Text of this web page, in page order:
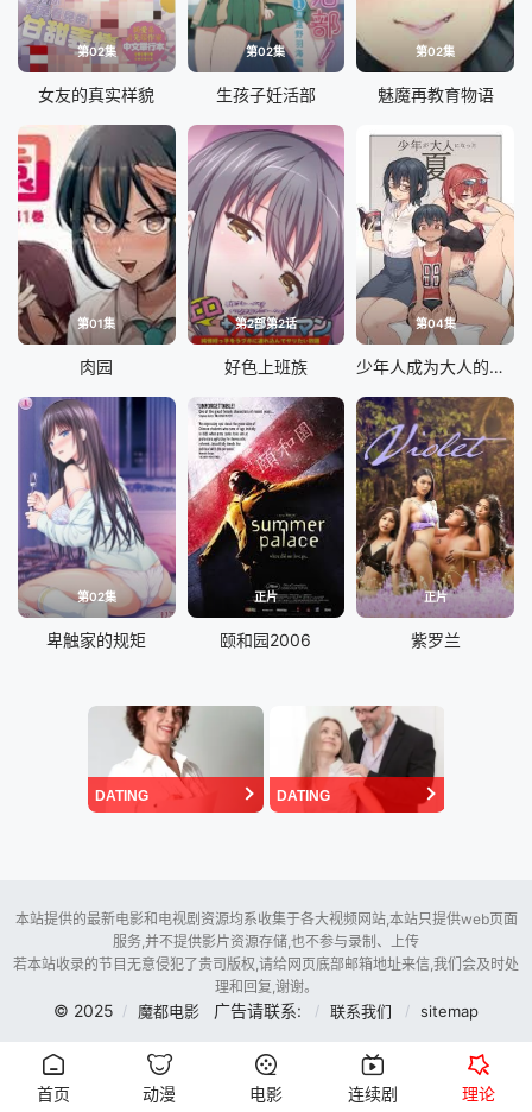
第02集
女友的真实样貌
第02集
生孩子妊活部
第02集
魅魔再教育物语
第01集
肉园
第2部第2话
好色上班族
第04集
少年人成为大人的夏天
第02集
卑触家的规矩
正片
颐和园2006
正片
紫罗兰
DATING DATING
本站提供的最新电影和电视剧资源均系收集于各大视频网站,本站只提供web页面
服务,并不提供影片资源存储,也不参与录制、上传
若本站收录的节目无意侵犯了贵司版权,请给网页底部邮箱地址来信,我们会及时处
理和回复,谢谢。
© 2025 魔都电影 广告请联系: 联系我们 sitemap
首页 动漫 电影 连续剧 理论